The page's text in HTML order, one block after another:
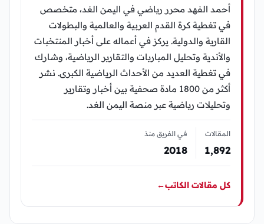
أحمد الفهد محرر رياضي في اليمن الغد، متخصص
في تغطية كرة القدم العربية والعالمية والبطولات
القارية والدولية. يركز في أعماله على أخبار المنتخبات
والأندية وتحليل المباريات والتقارير الرياضية، وشارك
في تغطية العديد من الأحداث الرياضية الكبرى. نشر
أكثر من 1800 مادة صحفية بين أخبار وتقارير
وتحليلات رياضية عبر منصة اليمن الغد.
المقالات
1٬892
في الفريق منذ
2018
كل مقالات الكاتب←